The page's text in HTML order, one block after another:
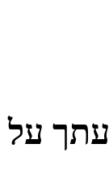
על